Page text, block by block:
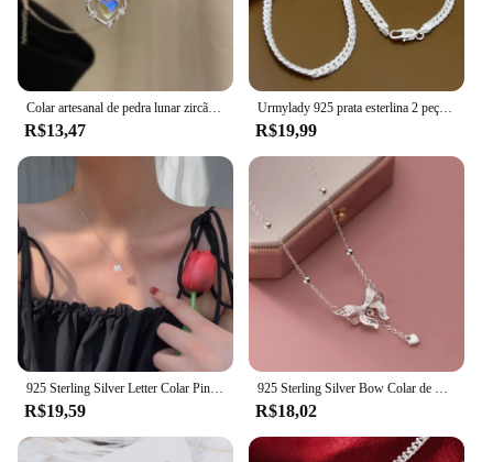
R$13,47
Urmylady 925 prata esterlina 2 peça 6mm completa lateral corrente colar pulseira para mulheres conjuntos de jóias moda masculina presente de casamento
R$19,99
R$19,59 R$18,02